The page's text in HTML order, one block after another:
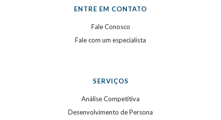
ENTRE EM CONTATO
Fale Conosco
Fale com um especialista
SERVIÇOS
Análise Competitiva
Desenvolvimento de Persona